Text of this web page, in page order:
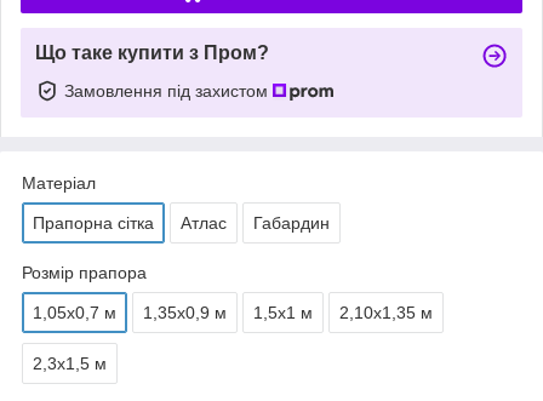
Що таке купити з Пром?
Замовлення під захистом
Матеріал
Прапорна сітка Атлас Габардин
Розмір прапора
1,05х0,7 м 1,35х0,9 м 1,5х1 м 2,10х1,35 м
2,3х1,5 м